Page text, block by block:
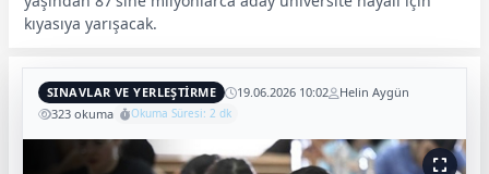
kıyasıya yarışacak.
SINAVLAR VE YERLEŞTİRME 19.06.2026 10:02
Helin Aygün
323 okuma
Okuma Süresi: 2 dk